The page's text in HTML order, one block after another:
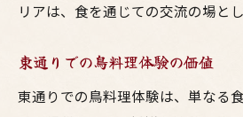
リアは、食を通じての交流の場と
東通りでの鳥料理体験の価値
東通りでの鳥料理体験は、単なる